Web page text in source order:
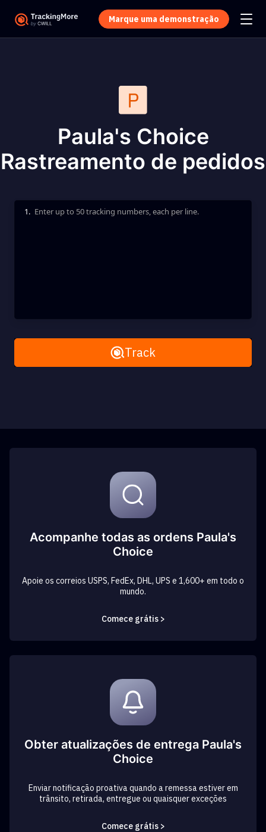
Marque uma demonstração
Paula's Choice
Rastreamento de pedidos
Enter up to 50 tracking numbers, each per line.
1.
Remove AllTrack
Acompanhe todas as ordens Paula's
Choice
Apoie os correios USPS, FedEx, DHL, UPS e 1,600+ em todo o
mundo.
Comece grátis >
Obter atualizações de entrega Paula's
Choice
Enviar notificação proativa quando a remessa estiver em
trânsito, retirada, entregue ou quaisquer exceções
Comece grátis >